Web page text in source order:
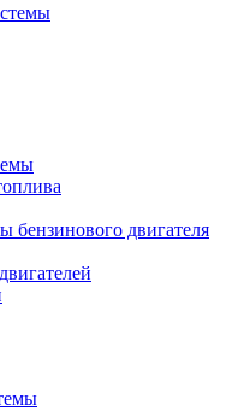
двигателя